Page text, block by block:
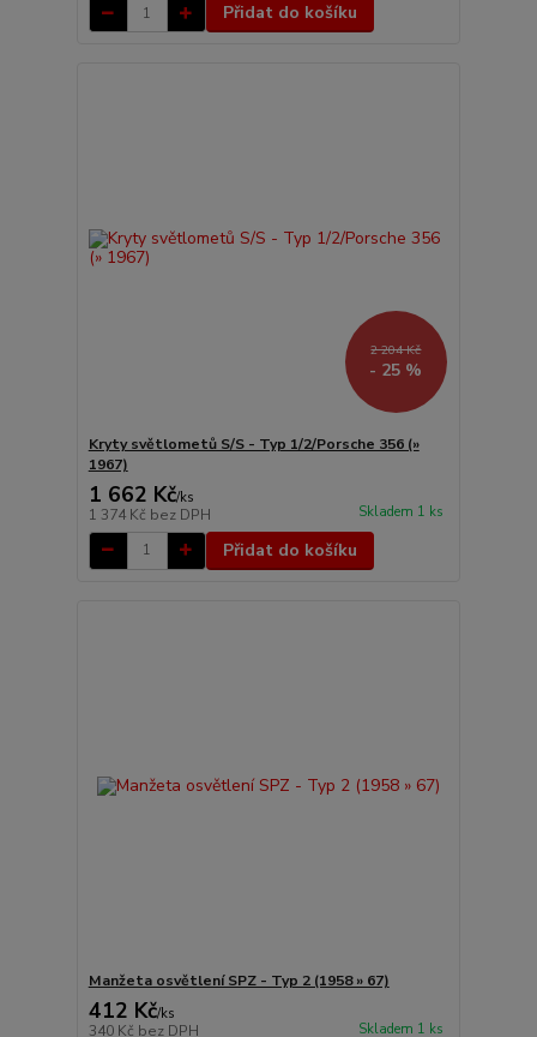
Přidat do košíku
2 204 Kč
- 25 %
Kryty světlometů S/S - Typ 1/2/Porsche 356 (»
1967)
1 662 Kč/ks
1 374 Kč bez DPH Skladem 1 ks
Přidat do košíku
Manžeta osvětlení SPZ - Typ 2 (1958 » 67)
412 Kč/ks
340 Kč bez DPH Skladem 1 ks